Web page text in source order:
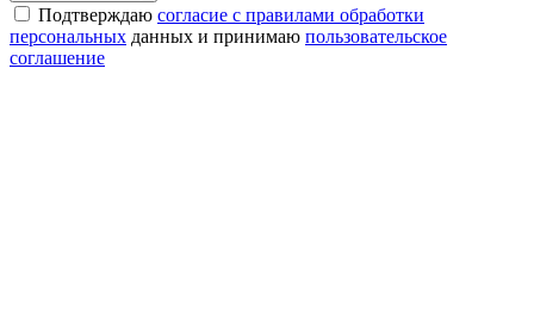
Подтверждаю согласие с правилами обработки
персональных данных и принимаю пользовательское
соглашение